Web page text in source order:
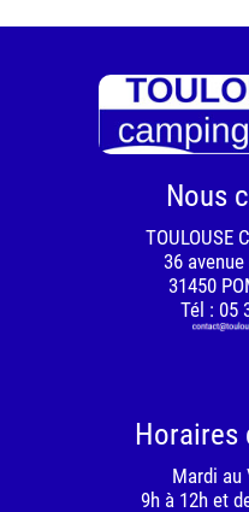
Nous
TOULOUSE
36
31450
Tél : 05
Horaires
Mardi au
9h à 12h et